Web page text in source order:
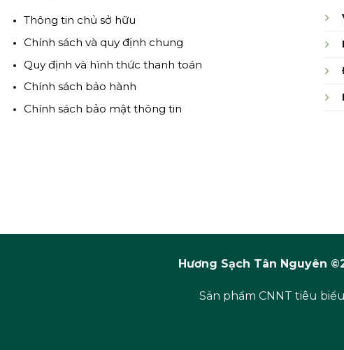
Thông tin chủ sở hữu
Chính sách và quy định chung
Quy định và hình thức thanh toán
Chính sách bảo hành
Chính sách bảo mật thông tin
Hương Sạch Tân Nguyên
Sản phẩm CNNT tiêu